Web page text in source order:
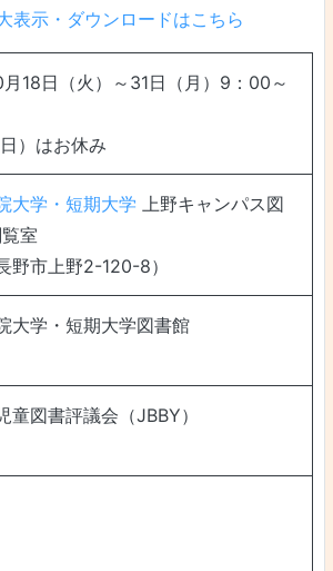
表示・ダウンロードはこちら
18日（火）～31日（月）9：00～
）はお休み
大学・短期大学 上野キャンパス図
室
野市上野2-120-8）
大学・短期大学図書館
童図書評議会（JBBY）